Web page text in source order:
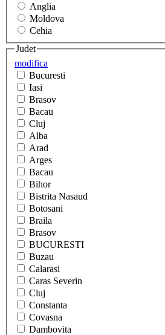
Anglia
Moldova
Cehia
modifica
Judet
Bucuresti
Iasi
Brasov
Bacau
Cluj
Alba
Arad
Arges
Bacau
Bihor
Bistrita Nasaud
Botosani
Braila
Brasov
BUCURESTI
Buzau
Calarasi
Caras Severin
Cluj
Constanta
Covasna
Dambovita